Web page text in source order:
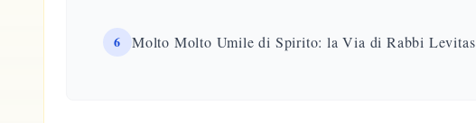
6 Molto Molto Umile di Spirito: la Via di Rabbi Levitas